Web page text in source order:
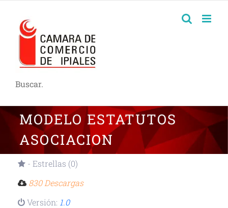
Buscar.
MODELO ESTATUTOS
ASOCIACION
- Estrellas (0)
830 Descargas
Versión: 1.0